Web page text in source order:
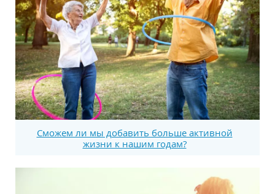
Сможем ли мы добавить больше активной
жизни к нашим годам?